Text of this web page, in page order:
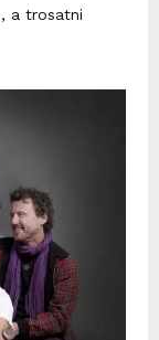
a trosatni